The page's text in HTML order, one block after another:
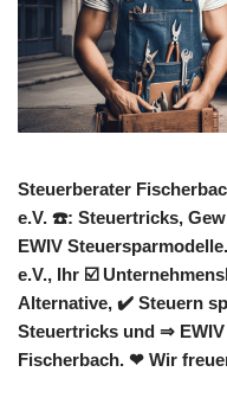
Steuerberater
e.V. ☎️: Steuertricks,
EWIV
e.V., Ihr ☑️
Alternative, ✔️ Steuern
Steuertricks und ⇒
Fischerbach. ❤ Wir